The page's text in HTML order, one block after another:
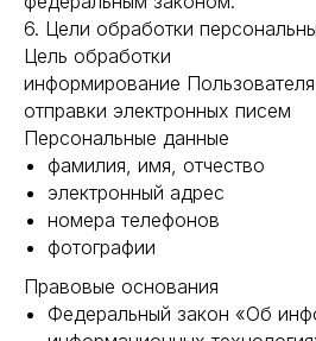
6. Цели обработки
Цель обработки
информирование
отправки электронных писем
Персональные данные
фамилия, имя, отчество
электронный адрес
номера телефонов
фотографии
Правовые основания
Федеральный закон «Об